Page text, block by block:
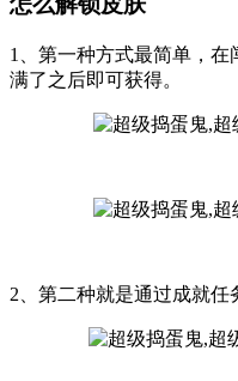
1、第一种方式最简单，在
满了之后即可获得。
2、第二种就是通过成就任